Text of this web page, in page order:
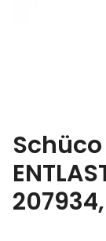
Schüco